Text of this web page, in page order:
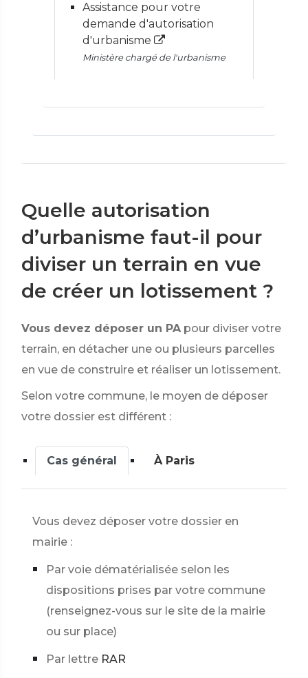
Assistance pour votre
demande d'autorisation
d'urbanisme
Ministère chargé de l'urbanisme
Quelle autorisation
d’urbanisme faut-il pour
diviser un terrain en vue
de créer un lotissement ?
Vous devez déposer un PA pour diviser votre
terrain, en détacher une ou plusieurs parcelles
en vue de construire et réaliser un lotissement.
Selon votre commune, le moyen de déposer
votre dossier est différent :
Cas général À Paris
Vous devez déposer votre dossier en
mairie :
Par voie dématérialisée selon les
dispositions prises par votre commune
(renseignez-vous sur le site de la mairie
ou sur place)
Par lettre RAR